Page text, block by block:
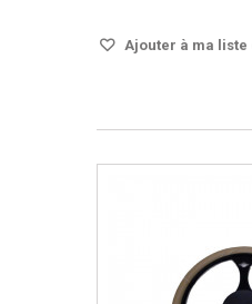
Ajouter à ma liste